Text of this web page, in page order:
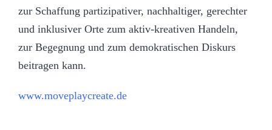
zur Schaffung partizipativer, nachhaltiger, gerechter
und inklusiver Orte zum aktiv-kreativen Handeln,
zur Begegnung und zum demokratischen Diskurs
beitragen kann.
www.moveplaycreate.de